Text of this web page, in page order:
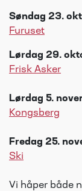
Søndag 23.
Furuset
Lørdag 29.
Frisk Asker
Lørdag 5.
Kongsberg
Fredag 25.
Ski
Vi håper både